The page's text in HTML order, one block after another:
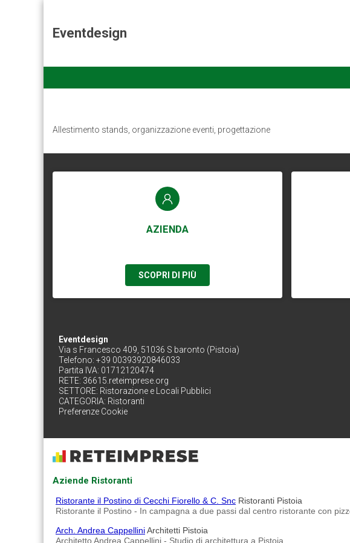
Eventdesign
Allestimento stands, organizzazione eventi, progettazione
AZIENDA
SCOPRI DI PIÙ
Eventdesign
Via s Francesco 409, 51036 S baronto (Pistoia)
Telefono: +39 00393920846033
Partita IVA: 01712120474
RETE: 36615.reteimprese.org
SETTORE: Ristorazione e Locali Pubblici
CATEGORIA: Ristoranti
Preferenze Cookie
Aziende Ristoranti
Ristorante il Postino di Cecchi Fiorello & C. Snc Ristoranti Pistoia
Ristorante il Postino - In campagna a due passi dal centro ristorante con
Arch. Andrea CappelliniArchitetti Pistoia
Architetto Andrea Cappellini - Studio di architettura a Pistoia.